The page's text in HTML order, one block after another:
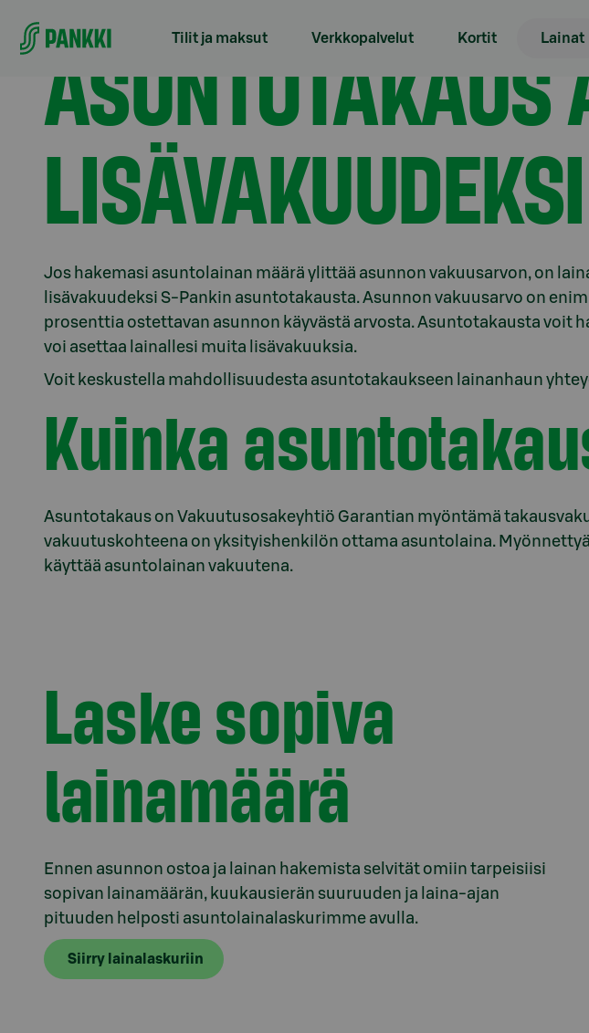
Tilit ja maksut Verkkopalvelut Kortit Lainat
LISÄVAKUUDEKSI
Jos hakemasi asuntolainan määrä ylittää asunnon vakuusarvon, on
lisävakuudeksi S-Pankin asuntotakausta. Asunnon vakuusarvo on
prosenttia ostettavan asunnon käyvästä arvosta. Asuntotakausta voit
voi asettaa lainallesi muita lisävakuuksia.
Voit keskustella mahdollisuudesta asuntotakaukseen lainanhaun
Kuinka
Asuntotakaus on Vakuutusosakeyhtiö Garantian myöntämä
vakuutuskohteena on yksityishenkilön ottama asuntolaina.
käyttää asuntolainan vakuutena.
Laske sopiva
lainamäärä
Ennen asunnon ostoa ja lainan hakemista selvität omiin tarpeisiisi
sopivan lainamäärän, kuukausierän suuruuden ja laina-ajan
pituuden helposti asuntolainalaskurimme avulla.
Siirry lainalaskuriin